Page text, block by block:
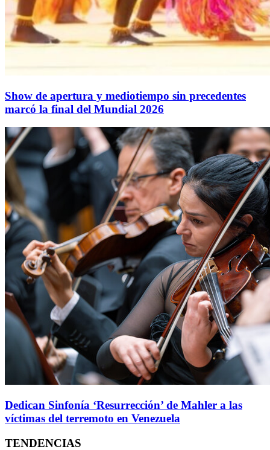
Show de apertura y mediotiempo sin precedentes
marcó la final del Mundial 2026
Dedican Sinfonía ‘Resurrección’ de Mahler a las
víctimas del terremoto en Venezuela
TENDENCIAS